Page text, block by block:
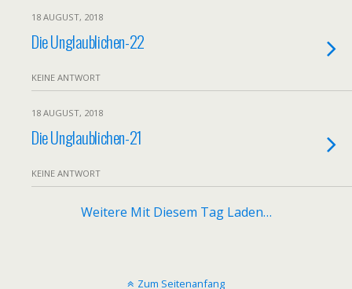
18 AUGUST, 2018
Die Unglaublichen-22
KEINE ANTWORT
18 AUGUST, 2018
Die Unglaublichen-21
KEINE ANTWORT
Weitere Mit Diesem Tag Laden…
Zum Seitenanfang